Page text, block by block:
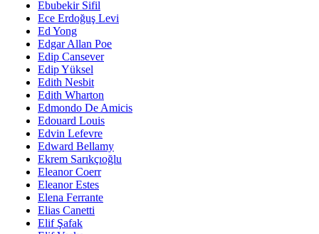
Ebubekir Sifil
Ece Erdoğuş Levi
Ed Yong
Edgar Allan Poe
Edip Cansever
Edip Yüksel
Edith Nesbit
Edith Wharton
Edmondo De Amicis
Edouard Louis
Edvin Lefevre
Edward Bellamy
Ekrem Sarıkçıoğlu
Eleanor Coerr
Eleanor Estes
Elena Ferrante
Elias Canetti
Elif Şafak